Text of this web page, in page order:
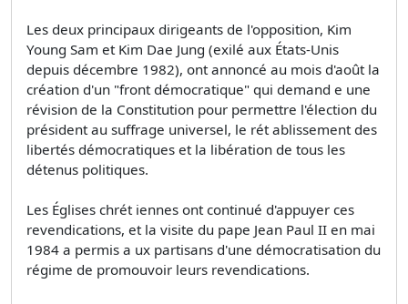
Les deux principaux dirigeants de l'opposition, Kim
Young Sam et Kim Dae Jung (exilé aux États-Unis
depuis décembre 1982), ont annoncé au mois d'août la
création d'un "front démocratique" qui demand e une
révision de la Constitution pour permettre l'élection du
président au suffrage universel, le rét ablissement des
libertés démocratiques et la libération de tous les
détenus politiques.
Les Églises chrét iennes ont continué d'appuyer ces
revendications, et la visite du pape Jean Paul II en mai
1984 a permis a ux partisans d'une démocratisation du
régime de promouvoir leurs revendications.